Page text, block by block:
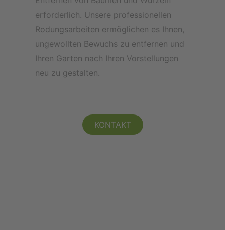
erforderlich. Unsere professionellen
Rodungsarbeiten ermöglichen es Ihnen,
ungewollten Bewuchs zu entfernen und
Ihren Garten nach Ihren Vorstellungen
neu zu gestalten.
KONTAKT